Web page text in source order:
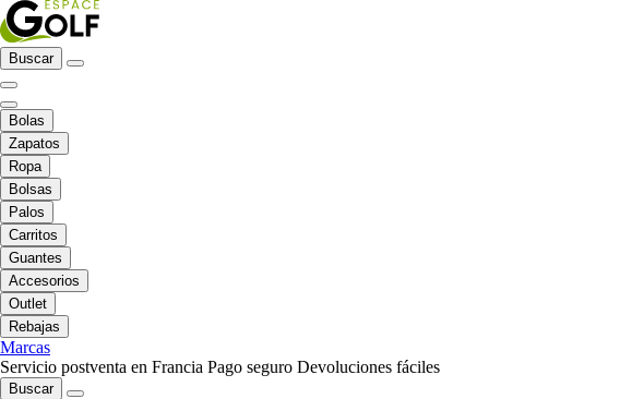
Buscar
Bolas
Zapatos
Ropa
Bolsas
Palos
Carritos
Guantes
Accesorios
Outlet
Rebajas
Marcas
Servicio postventa en Francia Pago seguro Devoluciones fáciles
Buscar